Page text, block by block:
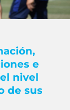
e
nivel
de sus